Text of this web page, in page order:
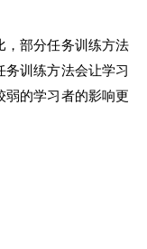
，部分任务训练方法
训练方法会让学习
弱的学习者的影响更